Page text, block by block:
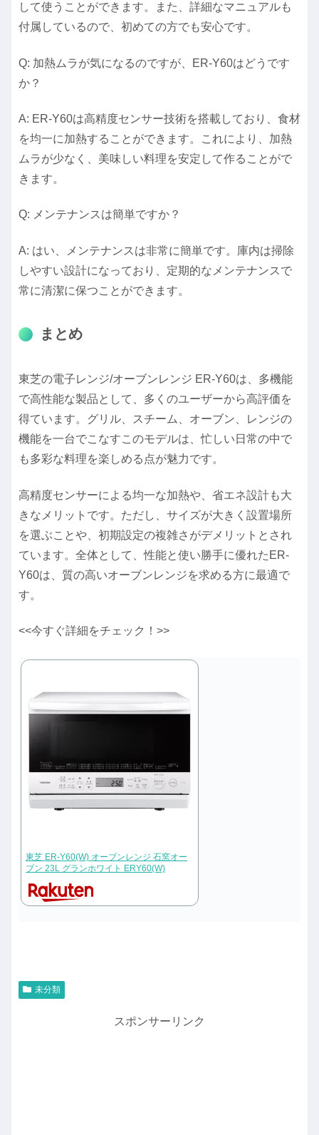
して使うことができます。また、詳細なマニュアルも
付属しているので、初めての方でも安心です。
Q: 加熱ムラが気になるのですが、ER-Y60はどうです
か？
A: ER-Y60は高精度センサー技術を搭載しており、食材
を均一に加熱することができます。これにより、加熱
ムラが少なく、美味しい料理を安定して作ることがで
きます。
Q: メンテナンスは簡単ですか？
A: はい、メンテナンスは非常に簡単です。庫内は掃除
しやすい設計になっており、定期的なメンテナンスで
常に清潔に保つことができます。
まとめ
東芝の電子レンジ/オーブンレンジ ER-Y60は、多機能
で高性能な製品として、多くのユーザーから高評価を
得ています。グリル、スチーム、オーブン、レンジの
機能を一台でこなすこのモデルは、忙しい日常の中で
も多彩な料理を楽しめる点が魅力です。
高精度センサーによる均一な加熱や、省エネ設計も大
きなメリットです。ただし、サイズが大きく設置場所
を選ぶことや、初期設定の複雑さがデメリットとされ
ています。全体として、性能と使い勝手に優れたER-
Y60は、質の高いオーブンレンジを求める方に最適で
す。
<<今すぐ詳細をチェック！>>
東芝 ER-Y60(W) オーブンレンジ 石窯オー
ブン 23L グランホワイト ERY60(W)
未分類
スポンサーリンク